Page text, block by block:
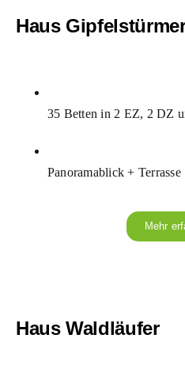
Haus
35 Betten in 2 EZ, 2 DZ
Panoramablick + Terrasse
Mehr
Haus Waldläufer